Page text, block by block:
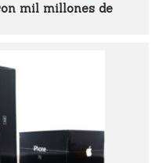
mil millones de